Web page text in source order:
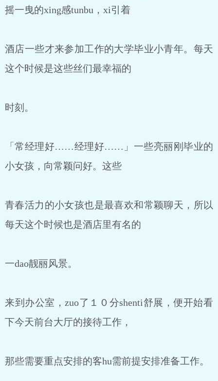
摇一曳的xing感tunbu，xi引着
酒店一些才来参加工作的大学毕业小青年。每天
这个时候是这些丝们最幸福的
时刻。
「常经理好……经理好……」一些亮丽刚毕业的
小女孩，向常颖问好。这些
青春活力的小女孩也是最喜欢和常颖聊天，所以
每天这个时候也是酒店里有名的
一dao靓丽风景。
来到办公室，zuo了１０分shenti舒展，便开始看
下今天前台大厅的接待工作，
那些需要重点安排的客hu需前提安排准备工作。